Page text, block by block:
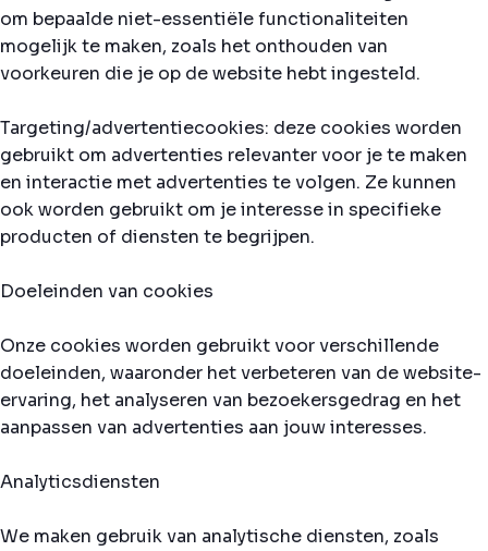
om bepaalde niet-essentiële functionaliteiten
mogelijk te maken, zoals het onthouden van
voorkeuren die je op de website hebt ingesteld.
Targeting/advertentiecookies: deze cookies worden
gebruikt om advertenties relevanter voor je te maken
en interactie met advertenties te volgen. Ze kunnen
ook worden gebruikt om je interesse in specifieke
producten of diensten te begrijpen.
Doeleinden van cookies
Onze cookies worden gebruikt voor verschillende
doeleinden, waaronder het verbeteren van de website-
ervaring, het analyseren van bezoekersgedrag en het
aanpassen van advertenties aan jouw interesses.
Analyticsdiensten
We maken gebruik van analytische diensten, zoals